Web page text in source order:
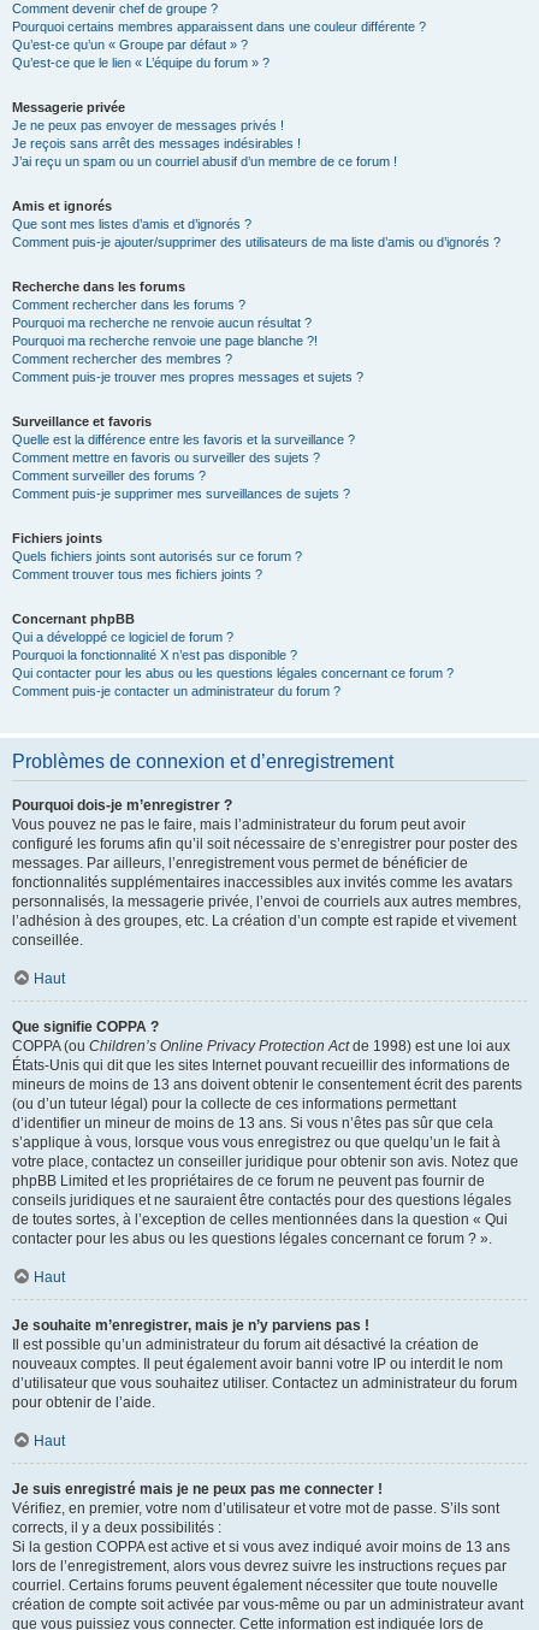
Comment devenir chef de groupe ?
Pourquoi certains membres apparaissent dans une couleur différente ?
Qu’est-ce qu’un « Groupe par défaut » ?
Qu’est-ce que le lien « L’équipe du forum » ?
Messagerie privée
Je ne peux pas envoyer de messages privés !
Je reçois sans arrêt des messages indésirables !
J’ai reçu un spam ou un courriel abusif d’un membre de ce forum !
Amis et ignorés
Que sont mes listes d’amis et d’ignorés ?
Comment puis-je ajouter/supprimer des utilisateurs de ma liste d’amis ou d’ignorés ?
Recherche dans les forums
Comment rechercher dans les forums ?
Pourquoi ma recherche ne renvoie aucun résultat ?
Pourquoi ma recherche renvoie une page blanche ?!
Comment rechercher des membres ?
Comment puis-je trouver mes propres messages et sujets ?
Surveillance et favoris
Quelle est la différence entre les favoris et la surveillance ?
Comment mettre en favoris ou surveiller des sujets ?
Comment surveiller des forums ?
Comment puis-je supprimer mes surveillances de sujets ?
Fichiers joints
Quels fichiers joints sont autorisés sur ce forum ?
Comment trouver tous mes fichiers joints ?
Concernant phpBB
Qui a développé ce logiciel de forum ?
Pourquoi la fonctionnalité X n’est pas disponible ?
Qui contacter pour les abus ou les questions légales concernant ce forum ?
Comment puis-je contacter un administrateur du forum ?
Problèmes de connexion et d’enregistrement
Pourquoi dois-je m’enregistrer ?
Vous pouvez ne pas le faire, mais l’administrateur du forum peut avoir
configuré les forums afin qu’il soit nécessaire de s’enregistrer pour poster des
messages. Par ailleurs, l’enregistrement vous permet de bénéficier de
fonctionnalités supplémentaires inaccessibles aux invités comme les avatars
personnalisés, la messagerie privée, l’envoi de courriels aux autres membres,
l’adhésion à des groupes, etc. La création d’un compte est rapide et vivement
conseillée.
Haut
Que signifie COPPA ?
COPPA (ou Children’s Online Privacy Protection Actde 1998) est une loi aux
États-Unis qui dit que les sites Internet pouvant recueillir des informations de
mineurs de moins de 13 ans doivent obtenir le consentement écrit des parents
(ou d’un tuteur légal) pour la collecte de ces informations permettant
d’identifier un mineur de moins de 13 ans. Si vous n’êtes pas sûr que cela
s’applique à vous, lorsque vous vous enregistrez ou que quelqu’un le fait à
votre place, contactez un conseiller juridique pour obtenir son avis. Notez que
phpBB Limited et les propriétaires de ce forum ne peuvent pas fournir de
conseils juridiques et ne sauraient être contactés pour des questions légales
de toutes sortes, à l’exception de celles mentionnées dans la question « Qui
contacter pour les abus ou les questions légales concernant ce forum ? ».
Haut
Je souhaite m’enregistrer, mais je n’y parviens pas !
Il est possible qu’un administrateur du forum ait désactivé la création de
nouveaux comptes. Il peut également avoir banni votre IP ou interdit le nom
d’utilisateur que vous souhaitez utiliser. Contactez un administrateur du forum
pour obtenir de l’aide.
Haut
Je suis enregistré mais je ne peux pas me connecter !
Vérifiez, en premier, votre nom d’utilisateur et votre mot de passe. S’ils sont
corrects, il y a deux possibilités :
Si la gestion COPPA est active et si vous avez indiqué avoir moins de 13 ans
lors de l’enregistrement, alors vous devrez suivre les instructions reçues par
courriel. Certains forums peuvent également nécessiter que toute nouvelle
création de compte soit activée par vous-même ou par un administrateur avant
que vous puissiez vous connecter. Cette information est indiquée lors de